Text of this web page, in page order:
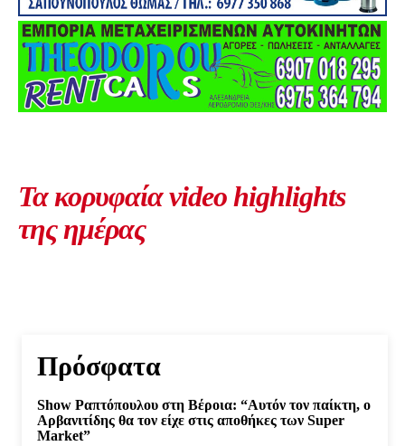
Τα κορυφαία video highlights
της ημέρας
Πρόσφατα
Show Ραπτόπουλου στη Βέροια: “Αυτόν τον παίκτη, ο
Αρβανιτίδης θα τον είχε στις αποθήκες των Super
Market”